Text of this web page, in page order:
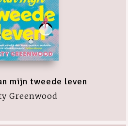
mijn tweede leven
Greenwood